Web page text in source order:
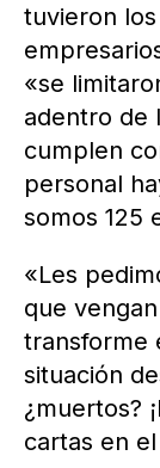
tuvieron
«se
adentro de
cumplen
personal
somos 125
«Les
que
transforme
situación
¿muertos?
cartas en